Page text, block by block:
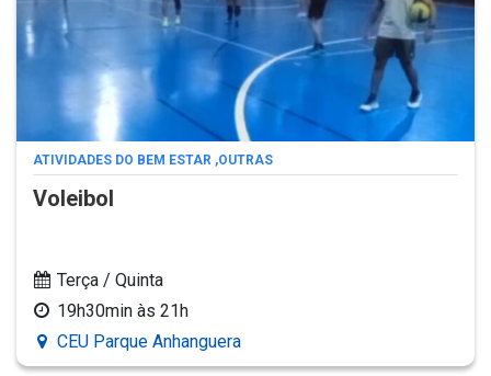
ATIVIDADES DO BEM ESTAR ,OUTRAS
Voleibol
Terça / Quinta
19h30min às 21h
CEU Parque Anhanguera